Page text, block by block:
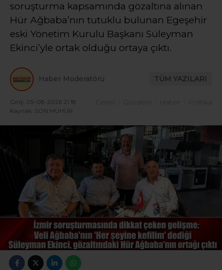
soruşturma kapsamında gözaltına alınan
Hür Ağbaba’nın tutuklu bulunan Egeşehir
eski Yönetim Kurulu Başkanı Süleyman
Ekinci’yle ortak olduğu ortaya çıktı.
Haber Moderatörü TÜM YAZILARI
Giriş: 05-08-2026 21:18
Kaynak: SON MÜHÜR
Gündem Haber Politika